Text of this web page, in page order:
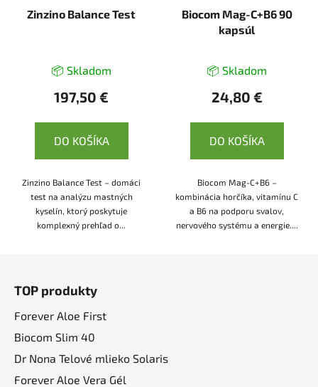
Zinzino Balance Test
📦 Skladom
197,50 €
DO KOŠÍKA
Zinzino Balance Test – domáci
test na analýzu mastných
kyselín, ktorý poskytuje
komplexný prehľad o...
Biocom Mag-C+B6 90
kapsúl
📦 Skladom
24,80 €
DO KOŠÍKA
Biocom Mag-C+B6 –
kombinácia horčíka, vitamínu C
a B6 na podporu svalov,
nervového systému a energie....
TOP produkty
Forever Aloe First
Biocom Slim 40
Dr Nona Telové mlieko Solaris
Forever Aloe Vera Gél